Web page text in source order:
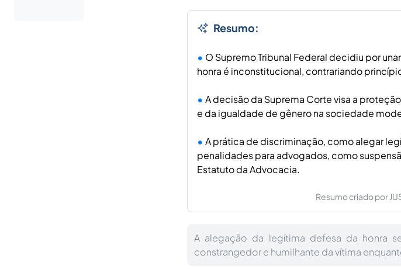
Resumo:
O Supremo Tribunal Federal decidiu por
honra é inconstitucional, contrariando
A decisão da Suprema Corte visa a
e da igualdade de gênero na sociedade
A prática de discriminação, como alegar
penalidades para advogados, como
Estatuto da Advocacia.
Resumo criado por
A alegação da legítima defesa da honra
constrangedor e humilhante da vítima